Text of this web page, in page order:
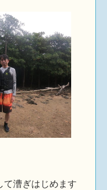
て漕ぎはじめます